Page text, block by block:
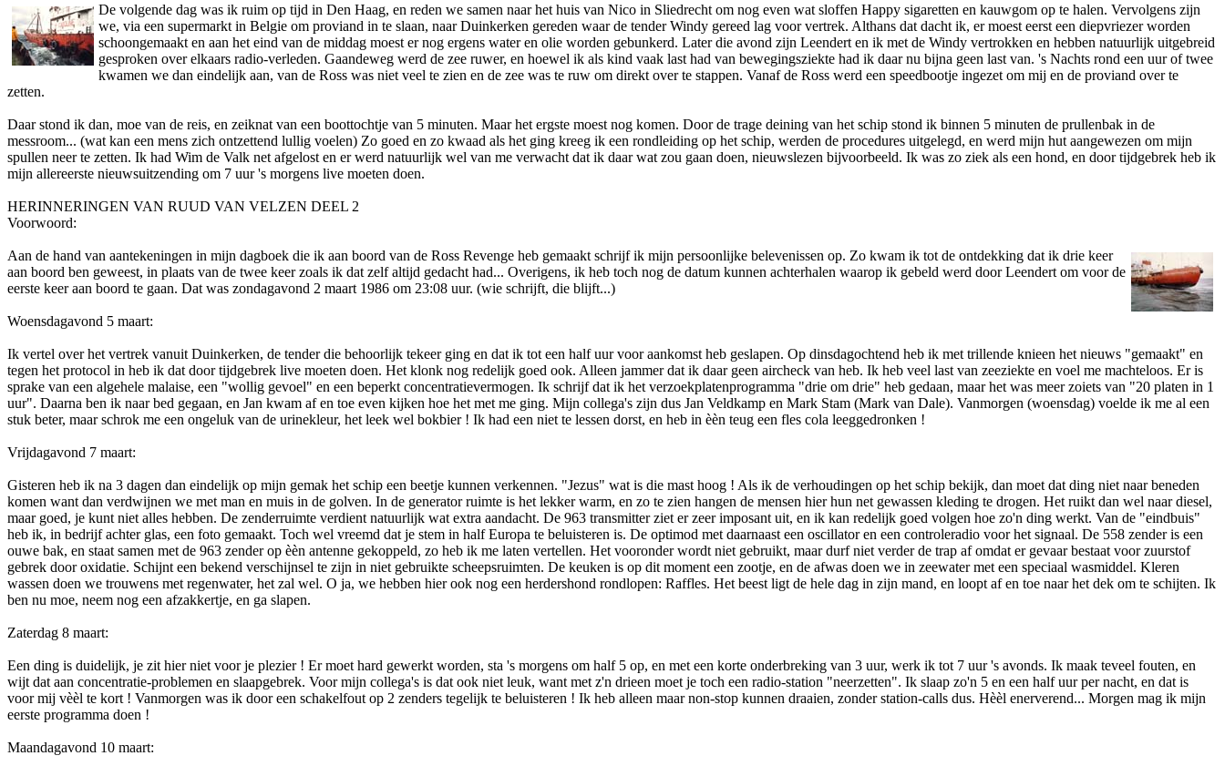
De volgende dag was ik ruim op tijd in Den Haag, en reden we samen naar het huis van Nico in Sliedrecht om nog even wat sloffen Happy sigaretten en kauwgom op te halen. Vervolgens zijn
we, via een supermarkt in Belgie om proviand in te slaan, naar Duinkerken gereden waar de tender Windy gereed lag voor vertrek. Althans dat dacht ik, er moest eerst een diepvriezer worden
schoongemaakt en aan het eind van de middag moest er nog ergens water en olie worden gebunkerd. Later die avond zijn Leendert en ik met de Windy vertrokken en hebben natuurlijk uitgebreid
gesproken over elkaars radio-verleden. Gaandeweg werd de zee ruwer, en hoewel ik als kind vaak last had van bewegingsziekte had ik daar nu bijna geen last van. 's Nachts rond een uur of twee
kwamen we dan eindelijk aan, van de Ross was niet veel te zien en de zee was te ruw om direkt over te stappen. Vanaf de Ross werd een speedbootje ingezet om mij en de proviand over te
zetten.
Daar stond ik dan, moe van de reis, en zeiknat van een boottochtje van 5 minuten. Maar het ergste moest nog komen. Door de trage deining van het schip stond ik binnen 5 minuten de prullenbak in de
messroom... (wat kan een mens zich o­ntzettend lullig voelen) Zo goed en zo kwaad als het ging kreeg ik een rondleiding op het schip, werden de procedures uitgelegd, en werd mijn hut aangewezen om mijn
spullen neer te zetten. Ik had Wim de Valk net afgelost en er werd natuurlijk wel van me verwacht dat ik daar wat zou gaan doen, nieuwslezen bijvoorbeeld. Ik was zo ziek als een hond, en door tijdgebrek heb ik
mijn allereerste nieuwsuitzending om 7 uur 's morgens live moeten doen.
HERINNERINGEN VAN RUUD VAN VELZEN DEEL 2
Voorwoord:
Aan de hand van aantekeningen in mijn dagboek die ik aan boord van de Ross Revenge heb gemaakt schrijf ik mijn persoonlijke belevenissen op. Zo kwam ik tot de o­ntdekking dat ik drie keer
aan boord ben geweest, in plaats van de twee keer zoals ik dat zelf altijd gedacht had... Overigens, ik heb toch nog de datum kunnen achterhalen waarop ik gebeld werd door Leendert om voor de
eerste keer aan boord te gaan. Dat was zondagavond 2 maart 1986 om 23:08 uur. (wie schrijft, die blijft...)
Woensdagavond 5 maart:
Ik vertel over het vertrek vanuit Duinkerken, de tender die behoorlijk tekeer ging en dat ik tot een half uur voor aankomst heb geslapen. Op dinsdagochtend heb ik met trillende knieen het nieuws "gemaakt" en
tegen het protocol in heb ik dat door tijdgebrek live moeten doen. Het klonk nog redelijk goed ook. Alleen jammer dat ik daar geen aircheck van heb. Ik heb veel last van zeeziekte en voel me machteloos. Er is
sprake van een algehele malaise, een "wollig gevoel" en een beperkt concentratievermogen. Ik schrijf dat ik het verzoekplatenprogramma "drie om drie" heb gedaan, maar het was meer zoiets van "20 platen in 1
uur". Daarna ben ik naar bed gegaan, en Jan kwam af en toe even kijken hoe het met me ging. Mijn collega's zijn dus Jan Veldkamp en Mark Stam (Mark van Dale). Vanmorgen (woensdag) voelde ik me al een
stuk beter, maar schrok me een o­ngeluk van de urinekleur, het leek wel bokbier ! Ik had een niet te lessen dorst, en heb in èèn teug een fles cola leeggedronken !
Vrijdagavond 7 maart:
Gisteren heb ik na 3 dagen dan eindelijk op mijn gemak het schip een beetje kunnen verkennen. "Jezus" wat is die mast hoog ! Als ik de verhoudingen op het schip bekijk, dan moet dat ding niet naar beneden
komen want dan verdwijnen we met man en muis in de golven. In de generator ruimte is het lekker warm, en zo te zien hangen de mensen hier hun net gewassen kleding te drogen. Het ruikt dan wel naar diesel,
maar goed, je kunt niet alles hebben. De zenderruimte verdient natuurlijk wat extra aandacht. De 963 transmitter ziet er zeer imposant uit, en ik kan redelijk goed volgen hoe zo'n ding werkt. Van de "eindbuis"
heb ik, in bedrijf achter glas, een foto gemaakt. Toch wel vreemd dat je stem in half Europa te beluisteren is. De optimod met daarnaast een oscillator en een controleradio voor het signaal. De 558 zender is een
ouwe bak, en staat samen met de 963 zender op èèn antenne gekoppeld, zo heb ik me laten vertellen. Het vooronder wordt niet gebruikt, maar durf niet verder de trap af omdat er gevaar bestaat voor zuurstof
gebrek door oxidatie. Schijnt een bekend verschijnsel te zijn in niet gebruikte scheepsruimten. De keuken is op dit moment een zootje, en de afwas doen we in zeewater met een speciaal wasmiddel. Kleren
wassen doen we trouwens met regenwater, het zal wel. O ja, we hebben hier ook nog een herdershond rondlopen: Raffles. Het beest ligt de hele dag in zijn mand, en loopt af en toe naar het dek om te schijten. Ik
ben nu moe, neem nog een afzakkertje, en ga slapen.
Zaterdag 8 maart:
Een ding is duidelijk, je zit hier niet voor je plezier ! Er moet hard gewerkt worden, sta 's morgens om half 5 op, en met een korte o­nderbreking van 3 uur, werk ik tot 7 uur 's avonds. Ik maak teveel fouten, en
wijt dat aan concentratie-problemen en slaapgebrek. Voor mijn collega's is dat ook niet leuk, want met z'n drieen moet je toch een radio-station "neerzetten". Ik slaap zo'n 5 en een half uur per nacht, en dat is
voor mij vèèl te kort ! Vanmorgen was ik door een schakelfout op 2 zenders tegelijk te beluisteren ! Ik heb alleen maar non-stop kunnen draaien, zonder station-calls dus. Hèèl enerverend... Morgen mag ik mijn
eerste programma doen !
Maandagavond 10 maart: